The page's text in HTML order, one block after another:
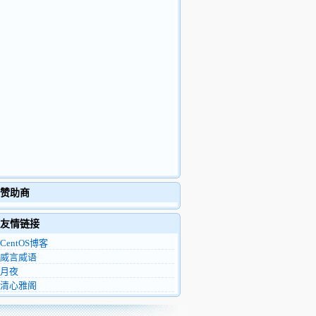
赞助商
友情链接
CentOS博客
威言威语
月夜
清心雅阁